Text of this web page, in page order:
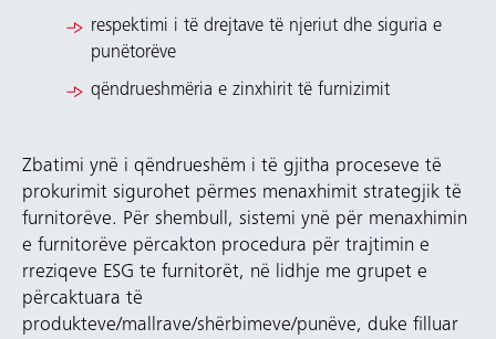
respektimi i të drejtave të njeriut dhe siguria e
punëtorëve
qëndrueshmëria e zinxhirit të furnizimit
Zbatimi ynë i qëndrueshëm i të gjitha proceseve të
prokurimit sigurohet përmes menaxhimit strategjik të
furnitorëve. Për shembull, sistemi ynë për menaxhimin
e furnitorëve përcakton procedura për trajtimin e
rreziqeve ESG te furnitorët, në lidhje me grupet e
përcaktuara të
produkteve/mallrave/shërbimeve/punëve, duke filluar